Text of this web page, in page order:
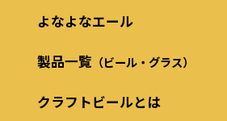
よなよなエール
製品一覧 （ビール・グラス）
クラフトビールとは